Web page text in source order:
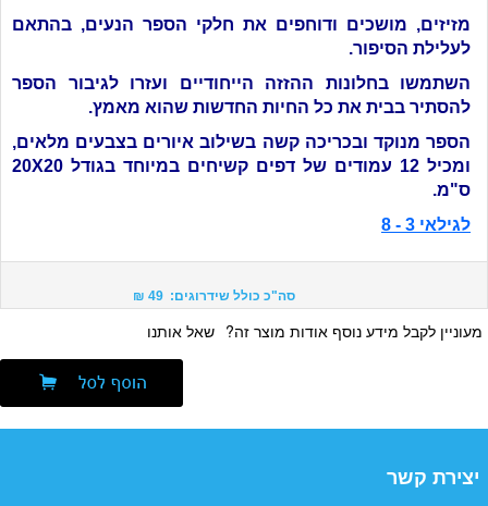
מזיזים, מושכים ודוחפים את חלקי הספר הנעים, בהתאם
לעלילת הסיפור.
השתמשו בחלונות ההזזה הייחודיים ועזרו לגיבור הספר
להסתיר בבית את כל החיות החדשות שהוא מאמץ.
הספר מנוקד ובכריכה קשה בשילוב איורים בצבעים מלאים,
ומכיל 12 עמודים של דפים קשיחים במיוחד בגודל 20
X
20
ס"מ.
לגילאי 3 - 8
סה"כ כולל שידרוגים: 49 ₪
מעוניין לקבל מידע נוסף אודות מוצר זה? שאל אותנו
יצירת קשר